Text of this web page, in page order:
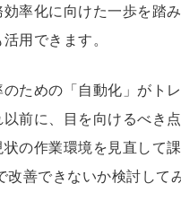
率化に向けた一歩を踏
用できます。
ための「自動化」がト
前に、目を向けるべき点
の作業環境を見直して
改善できないか検討して